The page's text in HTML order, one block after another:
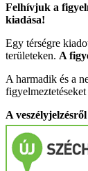
Felhívjuk a
kiadása!
Egy térségre
területeken. A
A harmadik és a
A